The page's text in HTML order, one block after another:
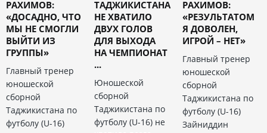
РАХИМОВ:
«ДОСАДНО, ЧТО
МЫ НЕ СМОГЛИ
ВЫЙТИ ИЗ
ГРУППЫ»
Главный тренер
юношеской
сборной
Таджикистана по
футболу (U-16)
ТАДЖИКИСТАНА
НЕ ХВАТИЛО
ДВУХ ГОЛОВ
ДЛЯ ВЫХОДА
НА ЧЕМПИОНАТ
...
Юношеской
сборной
Таджикистана по
футболу (U-16) не
РАХИМОВ:
«РЕЗУЛЬТАТОМ
Я ДОВОЛЕН,
ИГРОЙ – НЕТ»
Главный тренер
юношеской
сборной
Таджикистана по
футболу (U-16)
Зайниддин